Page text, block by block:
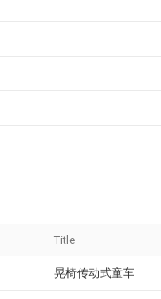
Title
晃椅传动式童车